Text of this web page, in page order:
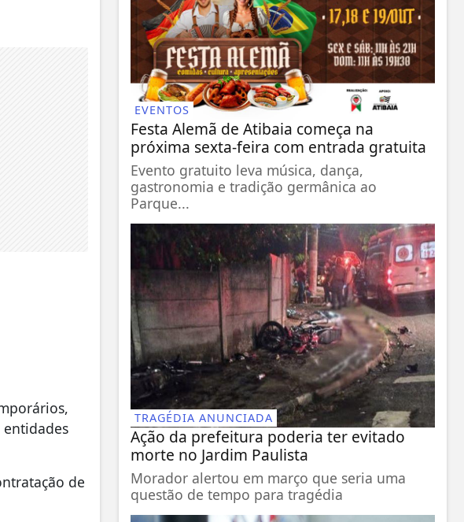
entidades
de
EVENTOS
Festa Alemã de Atibaia começa na
próxima sexta-feira com entrada gratuita
Evento gratuito leva música, dança,
gastronomia e tradição germânica ao
Parque...
TRAGÉDIA ANUNCIADA
Ação da prefeitura poderia ter evitado
morte no Jardim Paulista
Morador alertou em março que seria uma
questão de tempo para tragédia